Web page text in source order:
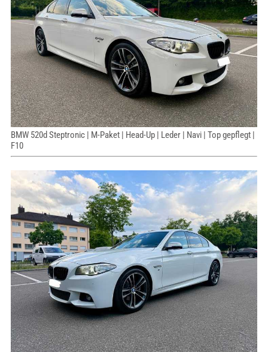
BMW 520d Steptronic | M-Paket | Head-Up | Leder | Navi | Top gepflegt |
F10